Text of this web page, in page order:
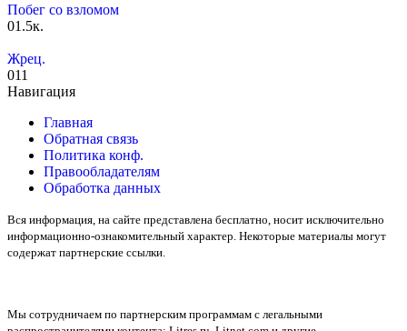
Побег со взломом
01.5к.
Жрец.
011
Навигация
Главная
Обратная связь
Политика конф.
Правообладателям
Обработка данных
Вся информация, на сайте представлена бесплатно, носит исключительно
информационно-ознакомительный характер. Некоторые материалы могут
содержат партнерские ссылки.
Мы сотрудничаем по партнерским программам с легальными